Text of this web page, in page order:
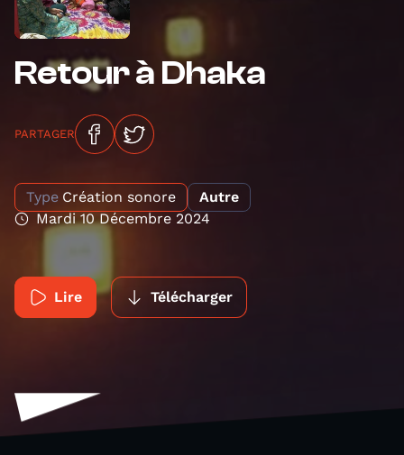
Retour à Dhaka
PARTAGER
Type Création sonore
Autre
Mardi 10 Décembre 2024
Lire Télécharger